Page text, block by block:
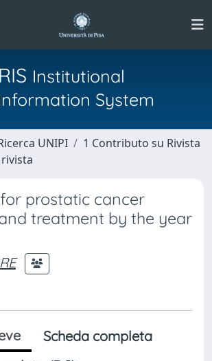
Institutional
System
UNIPI
1 Contributo su Rivista
prostatic cancer
treatment by the year
Scheda completa